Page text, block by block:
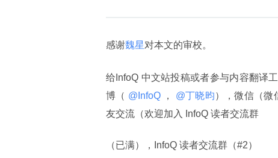
感谢魏星对本文的审校。
给InfoQ 中文站投稿或者参与内容翻译
博（ @InfoQ ， @丁晓昀），微信（微
友交流（欢迎加入 InfoQ 读者交流群
（已满），InfoQ 读者交流群（#2）